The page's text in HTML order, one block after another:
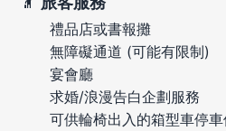
禮品店或書報攤
無障礙通道 (可能有限制)
宴會廳
求婚/浪漫告白企劃服務
可供輪椅出入的箱型車停車